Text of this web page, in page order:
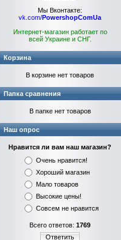
Мы Вконтакте:
vk.com/PowershopComUa
Интернет-магазин работает по
всей Украине и СНГ.
Корзина
В корзине нет товаров
Папка сравнения
В папке нет товаров
Наш опрос
Нравится ли вам наш магазин?
Очень нравится!
Хороший магазин
Мало товаров
Высокие цены!
Совсем не нравится
Всего ответов: 1769
Ответить